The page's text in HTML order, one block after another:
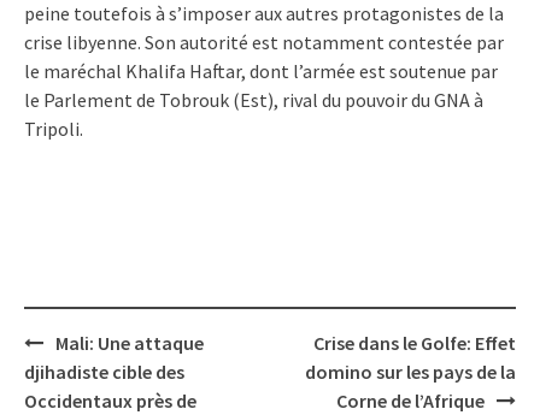
peine toutefois à s’imposer aux autres protagonistes de la
crise libyenne. Son autorité est notamment contestée par
le maréchal Khalifa Haftar, dont l’armée est soutenue par
le Parlement de Tobrouk (Est), rival du pouvoir du GNA à
Tripoli.
Post
navigation
Mali: Une attaque
djihadiste cible des
Occidentaux près de
Crise dans le Golfe: Effet
domino sur les pays de la
Corne de l’Afrique